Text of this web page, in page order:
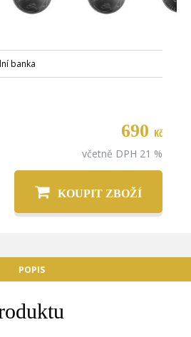
banka
690 Kč
včetně DPH 21 %
KOUPIT ZBOŽÍ
POPIS